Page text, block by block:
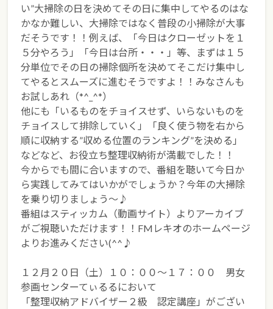
い”大掃除の日を決めてその日に集中してやるのはな
かなか難しい、大掃除ではなく普段の小掃除が大事
だそうです！！例えば、「今日はクローゼットを１
５分やろう」「今日は台所・・・」等、まずは１５
分単位でその日の掃除個所を決めてそこだけ集中し
てやるとスムーズに進むそうですよ！！みなさんも
お試しあれ（*^_^*）
他にも「いるものをチョイスせず、いらないものを
チョイスして排除していく」「良く使う物を右から
順に収納する”収める位置のランキング”を決める」
などなど、お役立ち整理収納術が満載でした！！
今からでも間に合いますので、番組を聴いて今日か
ら実践してみてはいかがでしょうか？今年の大掃除
を乗り切りましょう～♪
番組はスティッカム（動画サイト）よりアーカイブ
がご視聴いただけます！！FMレキオのホームページ
よりお進みください(^^♪
１２月２０日（土）１０：００～１７：００ 男女
参画センターてぃるるにおいて
「整理収納アドバイザー２級 認定講座」がござい